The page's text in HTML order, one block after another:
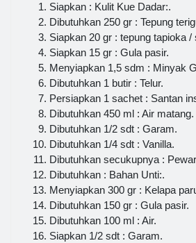
Siapkan : Kulit Kue Dadar:.
Dibutuhkan 250 gr : Tepung
Siapkan 20 gr : tepung tapioka /
Siapkan 15 gr : Gula pasir.
Menyiapkan 1,5 sdm : Minyak
Dibutuhkan 1 butir : Telur.
Persiapkan 1 sachet : Santan
Dibutuhkan 450 ml : Air matang.
Dibutuhkan 1/2 sdt : Garam.
Dibutuhkan 1/4 sdt : Vanilla.
Dibutuhkan secukupnya :
Dibutuhkan : Bahan Unti:.
Menyiapkan 300 gr : Kelapa
Dibutuhkan 150 gr : Gula pasir.
Dibutuhkan 100 ml : Air.
Siapkan 1/2 sdt : Garam.